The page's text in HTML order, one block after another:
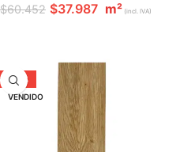
$60.452 $37.987 m² (incl. IVA)
-37%
VENDIDO